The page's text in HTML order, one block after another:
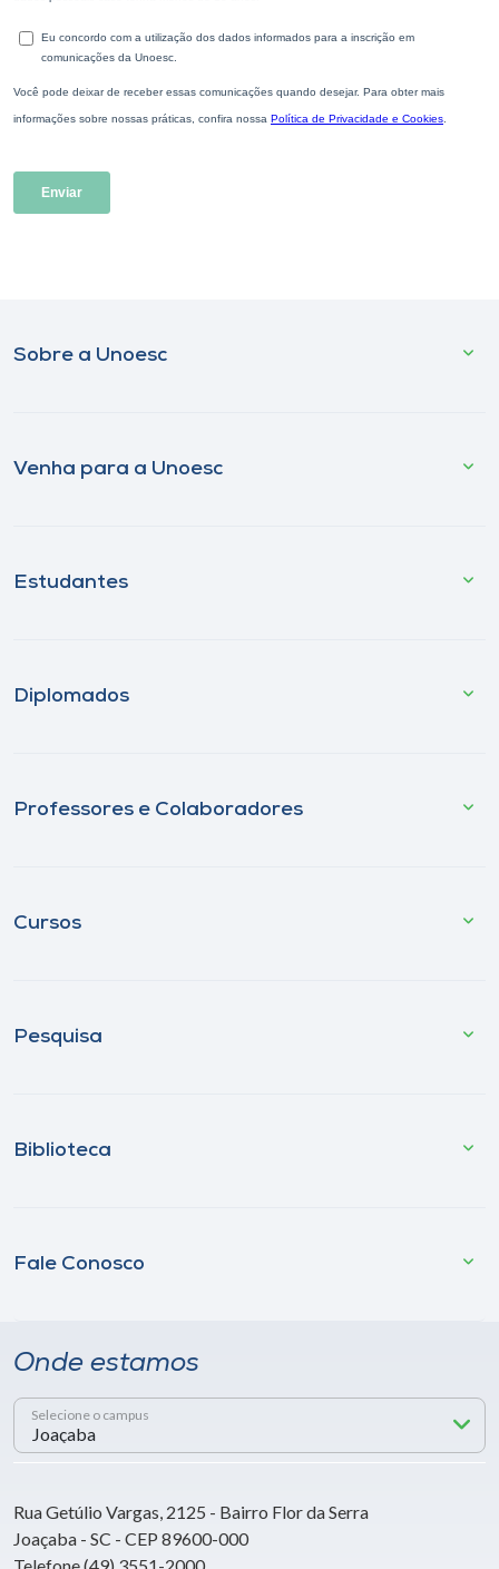
Sobre a Unoesc
Venha para a Unoesc
Estudantes
Diplomados
Professores e Colaboradores
Cursos
Pesquisa
Biblioteca
Fale Conosco
Onde estamos
Selecione o campus
Rua Getúlio Vargas, 2125 - Bairro Flor da Serra
Joaçaba - SC - CEP 89600-000